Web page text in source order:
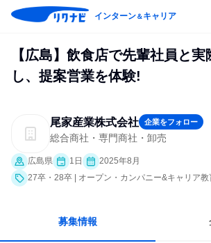
インターン＆キャリア
【広島】飲食店で先輩社員と実
し、提案営業を体験!
尾家産業株式会社 企業をフォロー
総合商社・専門商社・卸売
広島県 1日
2025年8月
27卒・28卒 | オープン・カンパニー&キャリア教
募集情報